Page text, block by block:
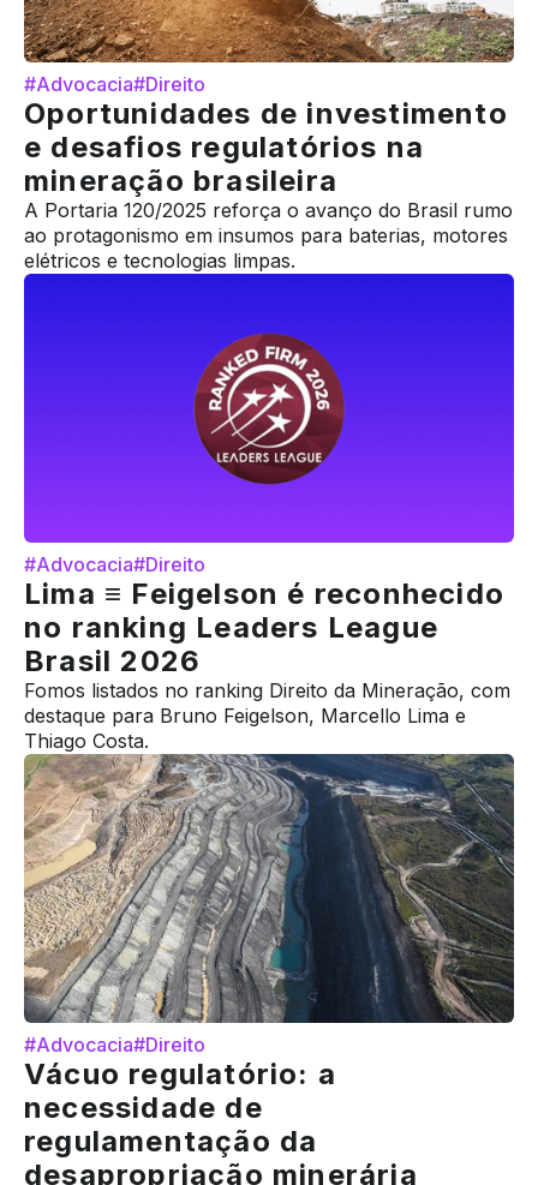
#Advocacia#Direito
Oportunidades de investimento
e desafios regulatórios na
mineração brasileira
A Portaria 120/2025 reforça o avanço do Brasil rumo
ao protagonismo em insumos para baterias, motores
elétricos e tecnologias limpas.
#Advocacia#Direito
Lima ≡ Feigelson é reconhecido
no ranking Leaders League
Brasil 2026
Fomos listados no ranking Direito da Mineração, com
destaque para Bruno Feigelson, Marcello Lima e
Thiago Costa.
#Advocacia#Direito
Vácuo regulatório: a
necessidade de
regulamentação da
desapropriação minerária